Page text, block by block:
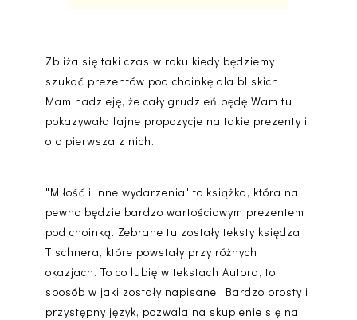
Zbliża się taki czas w roku kiedy będziemy
szukać prezentów pod choinkę dla bliskich.
Mam nadzieję, że cały grudzień będę Wam tu
pokazywała fajne propozycje na takie prezenty i
oto pierwsza z nich.
"Miłość i inne wydarzenia" to książka, która na
pewno będzie bardzo wartościowym prezentem
pod choinką. Zebrane tu zostały teksty księdza
Tischnera, które powstały przy różnych
okazjach. To co lubię w tekstach Autora, to
sposób w jaki zostały napisane. Bardzo prosty i
przystępny język, pozwala na skupienie się na